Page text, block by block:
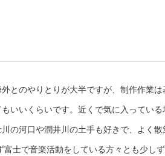
とのやりとりが大半ですが、制作作業
いいくらいです。近くで気に入ってい
の河口や潤井川の土手も好きで、よく
士で音楽活動をしている方々とも少し